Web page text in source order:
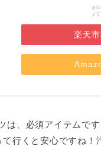
バ
楽天
は、必須アイテムで
て行くと安心ですね！